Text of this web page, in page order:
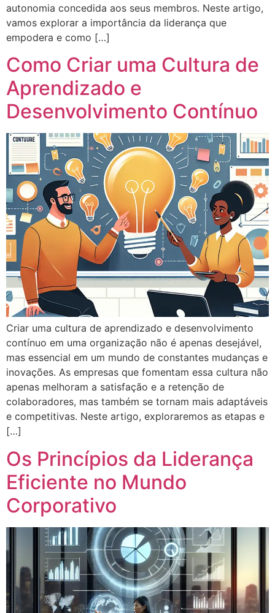
autonomia concedida aos seus membros. Neste artigo,
vamos explorar a importância da liderança que
empodera e como […]
Como Criar uma Cultura de
Aprendizado e
Desenvolvimento Contínuo
Criar uma cultura de aprendizado e desenvolvimento
contínuo em uma organização não é apenas desejável,
mas essencial em um mundo de constantes mudanças e
inovações. As empresas que fomentam essa cultura não
apenas melhoram a satisfação e a retenção de
colaboradores, mas também se tornam mais adaptáveis
e competitivas. Neste artigo, exploraremos as etapas e
[…]
Os Princípios da Liderança
Eficiente no Mundo
Corporativo